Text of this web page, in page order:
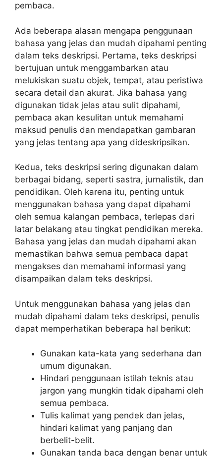
pembaca.
Ada beberapa alasan mengapa penggunaan
bahasa yang jelas dan mudah dipahami penting
dalam teks deskripsi. Pertama, teks deskripsi
bertujuan untuk menggambarkan atau
melukiskan suatu objek, tempat, atau peristiwa
secara detail dan akurat. Jika bahasa yang
digunakan tidak jelas atau sulit dipahami,
pembaca akan kesulitan untuk memahami
maksud penulis dan mendapatkan gambaran
yang jelas tentang apa yang dideskripsikan.
Kedua, teks deskripsi sering digunakan dalam
berbagai bidang, seperti sastra, jurnalistik, dan
pendidikan. Oleh karena itu, penting untuk
menggunakan bahasa yang dapat dipahami
oleh semua kalangan pembaca, terlepas dari
latar belakang atau tingkat pendidikan mereka.
Bahasa yang jelas dan mudah dipahami akan
memastikan bahwa semua pembaca dapat
mengakses dan memahami informasi yang
disampaikan dalam teks deskripsi.
Untuk menggunakan bahasa yang jelas dan
mudah dipahami dalam teks deskripsi, penulis
dapat memperhatikan beberapa hal berikut:
Gunakan kata-kata yang sederhana dan
umum digunakan.
Hindari penggunaan istilah teknis atau
jargon yang mungkin tidak dipahami oleh
semua pembaca.
Tulis kalimat yang pendek dan jelas,
hindari kalimat yang panjang dan
berbelit-belit.
Gunakan tanda baca dengan benar untuk